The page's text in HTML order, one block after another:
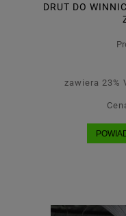
DRUT DO
zawiera 23%